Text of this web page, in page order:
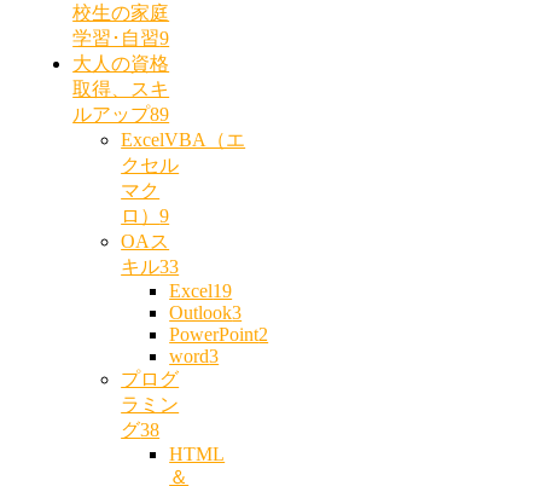
校生の家庭
学習･自習9
大人の資格
取得、スキ
ルアップ89
ExcelVBA（エ
クセル
マク
ロ）9
OAス
キル33
Excel19
Outlook3
PowerPoint2
word3
プログ
ラミン
グ38
HTML
＆